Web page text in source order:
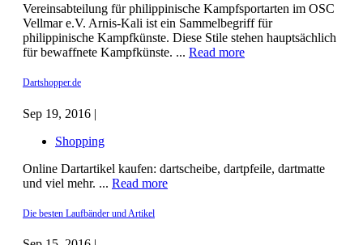
Vereinsabteilung für philippinische Kampfsportarten im OSC
Vellmar e.V. Arnis-Kali ist ein Sammelbegriff für
philippinische Kampfkünste. Diese Stile stehen hauptsächlich
für bewaffnete Kampfkünste. ... Read more
Dartshopper.de
Sep 19, 2016 |
Shopping
Online Dartartikel kaufen: dartscheibe, dartpfeile, dartmatte
und viel mehr. ... Read more
Die besten Laufbänder und Artikel